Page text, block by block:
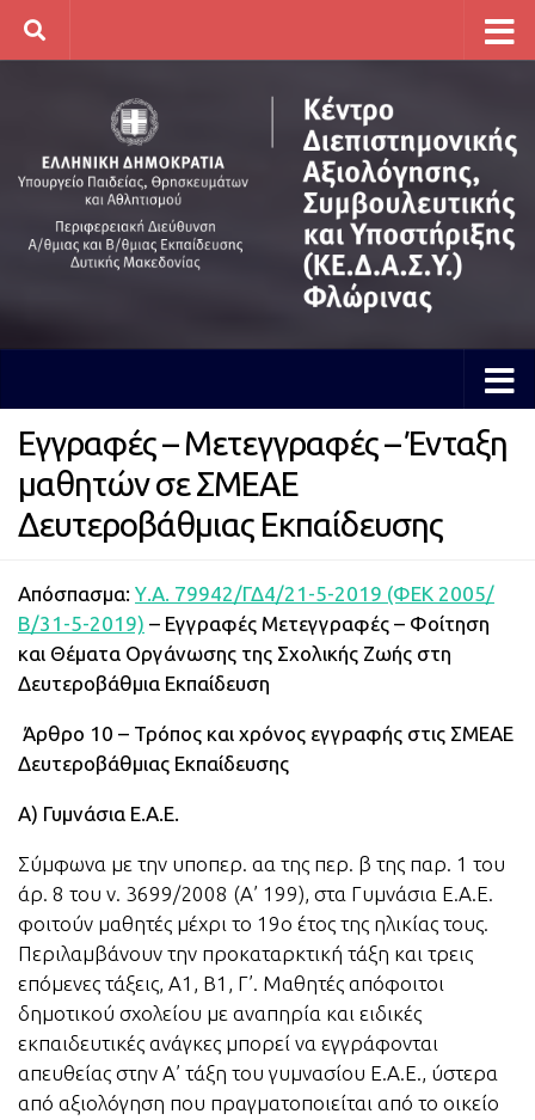
Skip to content
Εγγραφές – Μετεγγραφές – Ένταξη
μαθητών σε ΣΜΕΑΕ
Δευτεροβάθμιας Εκπαίδευσης
Απόσπασμα: Υ.Α. 79942/ΓΔ4/21-5-2019 (ΦΕΚ 2005/
Β/31-5-2019) – Εγγραφές Μετεγγραφές – Φοίτηση
και Θέματα Οργάνωσης της Σχολικής Ζωής στη
Δευτεροβάθμια Εκπαίδευση
Άρθρο 10 – Τρόπος και χρόνος εγγραφής στις ΣΜΕΑΕ
Δευτεροβάθμιας Εκπαίδευσης
Α) Γυμνάσια Ε.Α.Ε.
Σύμφωνα με την υποπερ. αα της περ. β της παρ. 1 του
άρ. 8 του ν. 3699/2008 (Α’ 199), στα Γυμνάσια Ε.Α.Ε.
φοιτούν μαθητές μέχρι το 19ο έτος της ηλικίας τους.
Περιλαμβάνουν την προκαταρκτική τάξη και τρεις
επόμενες τάξεις, Α1, Β1, Γ’. Μαθητές απόφοιτοι
δημοτικού σχολείου με αναπηρία και ειδικές
εκπαιδευτικές ανάγκες μπορεί να εγγράφονται
απευθείας στην Α’ τάξη του γυμνασίου Ε.Α.Ε., ύστερα
από αξιολόγηση που πραγματοποιείται από το οικείο